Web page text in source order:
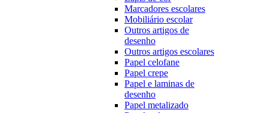
Marcadores escolares
Mobiliário escolar
Outros artigos de
desenho
Outros artigos escolares
Papel celofane
Papel crepe
Papel e laminas de
desenho
Papel metalizado